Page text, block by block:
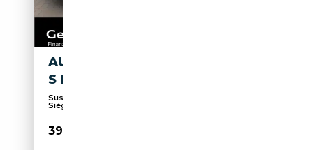
AUDI Q8 E-TRON SPORTBACK
S LINE
Suspension pneumatique, Sièges électriques,
Sièges...
39 980€